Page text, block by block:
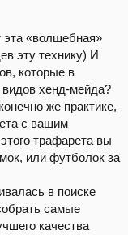
эта «волшебная»
эту технику) И
которые в
видов хенд-мейда?
же практике,
с вашим
трафарета вы
или футболок за
в поиске
самые
качества